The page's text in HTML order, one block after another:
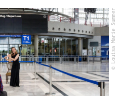
© Louisa Marie Summer